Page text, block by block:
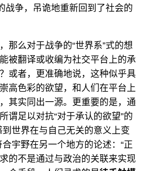
战争，吊诡地重新回到了社会的
那么对于战争的“世界系”式的想
被翻译或收编为社交平台上的承
或者，更准确地说，这种似乎具
高色彩的欲望，和人们在平台上
其实同出一源。更重要的是，通
谓足以对抗“对于承认的欲望”的
到世界在与自己无关的意义上变
合宇野在另一个地方的论述：“正
的不是通过与政治的关联来实现